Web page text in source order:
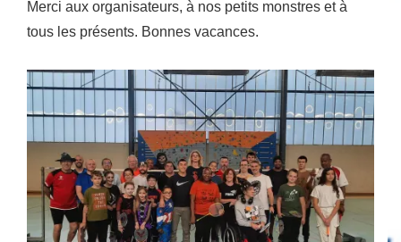
Merci aux organisateurs, à nos petits monstres et à
tous les présents. Bonnes vacances.